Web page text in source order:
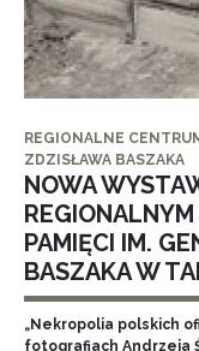
REGIONALNE
ZDZISŁAWA BASZAKA
NOWA
PAMIĘCI IM.
BASZAKA W
„Nekropolia polskich
fotografiach Andrzeja